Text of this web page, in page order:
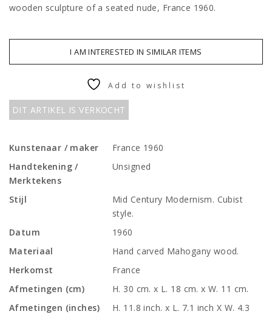
wooden sculpture of a seated nude, France 1960.
I AM INTERESTED IN SIMILAR ITEMS
DIT ARTIKEL IS VERKOCHT
Add to wishlist
Kunstenaar / maker
France 1960
Handtekening /
Merktekens
Unsigned
Stijl
Mid Century Modernism. Cubist
style.
Datum
1960
Materiaal
Hand carved Mahogany wood.
Herkomst
France
Afmetingen (cm)
H. 30 cm. x L. 18 cm. x W. 11 cm.
Afmetingen (inches)
H. 11.8 inch. x L. 7.1 inch X W. 4.3